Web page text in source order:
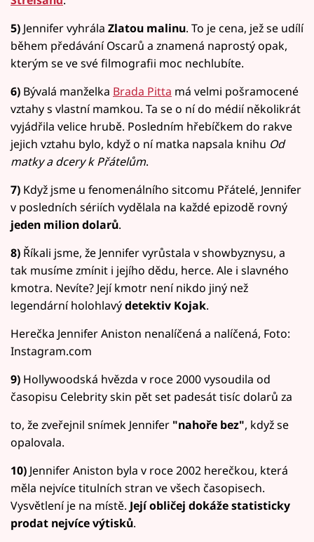
5) Jennifer vyhrála Zlatou malinu. To je cena, jež se udílí
během předávání Oscarů a znamená naprostý opak,
kterým se ve své filmografii moc nechlubíte.
6) Bývalá manželka Brada Pitta má velmi pošramocené
vztahy s vlastní mamkou. Ta se o ní do médií několikrát
vyjádřila velice hrubě. Posledním hřebíčkem do rakve
jejich vztahu bylo, když o ní matka napsala knihu Od
matky a dcery k Přátelům.
7) Když jsme u fenomenálního sitcomu Přátelé, Jennifer
v posledních sériích vydělala na každé epizodě rovný
jeden milion dolarů.
8) Říkali jsme, že Jennifer vyrůstala v showbyznysu, a
tak musíme zmínit i jejího dědu, herce. Ale i slavného
kmotra. Nevíte? Její kmotr není nikdo jiný než
legendární holohlavýdetektiv Kojak.
Herečka Jennifer Aniston nenalíčená a nalíčená, Foto:
Instagram.com
9) Hollywoodská hvězda v roce 2000 vysoudila od
časopisu Celebrity skin pět set padesát tisíc dolarů za
to, že zveřejnil snímek Jennifer "nahoře bez", když se
opalovala.
10) Jennifer Aniston byla v roce 2002 herečkou, která
měla nejvíce titulních stran ve všech časopisech.
Vysvětlení je na místě. Její obličej dokáže statisticky
prodat nejvíce výtisků.